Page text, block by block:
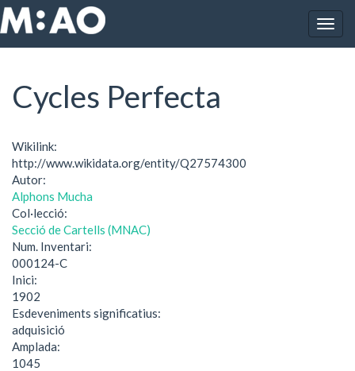
Vés al contingut
Inici Cycles Perfecta
Cycles Perfecta
Wikilink:
http://www.wikidata.org/entity/Q27574300
Autor:
Alphons Mucha
Col·lecció:
Secció de Cartells (MNAC)
Num. Inventari:
000124-C
Inici:
1902
Esdeveniments significatius:
adquisició
Amplada:
1045